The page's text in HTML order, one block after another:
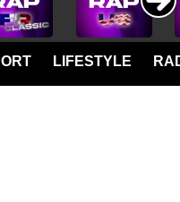
LIFESTYLE